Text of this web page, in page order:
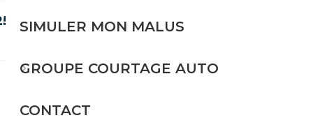
EXCLUSIVE HANDGESCHAKELD |
211 CH (155 kW)
SIMULER MON MALUS
GROUPE COURTAGE AUTO
CONTACT